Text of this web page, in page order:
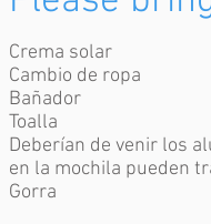
Crema solar
Cambio de ropa
Bañador
Toalla
Deberían de venir los
en la mochila pueden
Gorra